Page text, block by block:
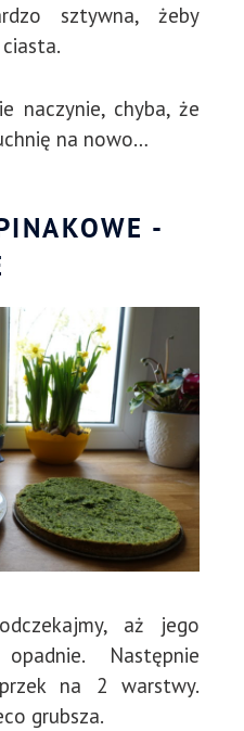
sztywna, żeby
naczynie, chyba, że
na nowo…
-
aż jego
Następnie
na 2 warstwy.
grubsza.